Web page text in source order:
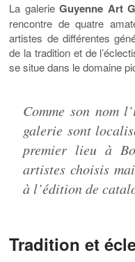
La galerieGuyenne Art
rencontre de quatre
artistes de différentes
de la tradition et de
se situe dans le domaine
Comme son nom
galerie sont
premier lieu à
artistes choisis
à l’édition de
Tradition et